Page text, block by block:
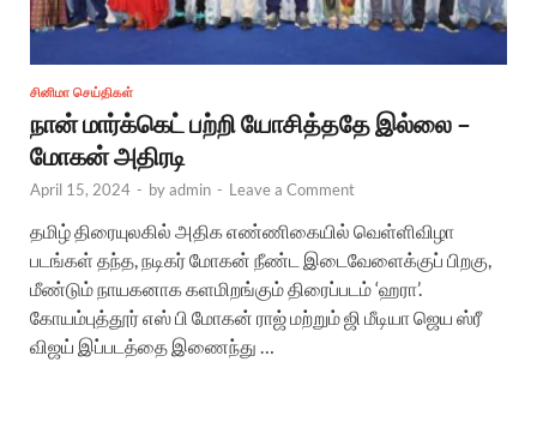
சினிமா செய்திகள்
நான் மார்க்கெட் பற்றி யோசித்ததே இல்லை –
மோகன் அதிரடி
April 15, 2024 - byadmin - Leave a Comment
தமிழ் திரையுலகில் அதிக எண்ணிகையில் வெள்ளிவிழா
படங்கள் தந்த, நடிகர் மோகன் நீண்ட இடைவேளைக்குப் பிறகு,
மீண்டும் நாயகனாக களமிறங்கும் திரைப்படம் ‘ஹரா’.
கோயம்புத்தூர் எஸ் பி மோகன் ராஜ் மற்றும் ஜி மீடியா ஜெய ஸ்ரீ
விஜய் இப்படத்தை இணைந்து …